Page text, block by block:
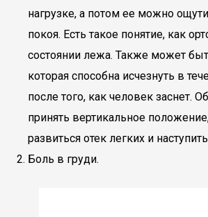
нагрузке, а потом ее можно
покоя. Есть такое понятие, как
состоянии лежа. Также может
которая способна исчезнуть в
после того, как человек заснет.
принять вертикальное
развиться отек легких и
Боль в груди.